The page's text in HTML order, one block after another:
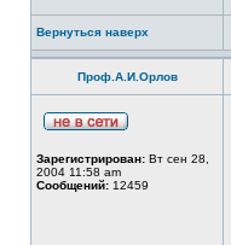
Вернуться наверх
Проф.А.И.Орлов
Зарегистрирован: Вт сен 28,
2004 11:58 am
Сообщений: 12459